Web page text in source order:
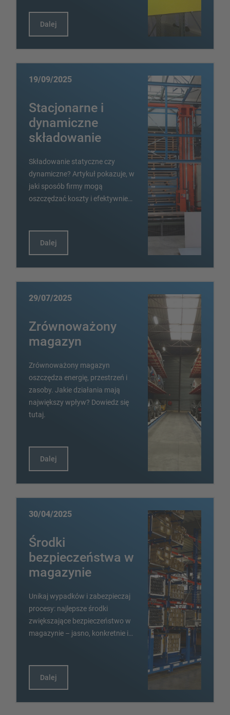
Dalej
19/09/2025
Stacjonarne i
dynamiczne
składowanie
Składowanie statyczne czy
dynamiczne? Artykuł pokazuje, w
jaki sposób firmy mogą
oszczędzać koszty i efektywnie…
Dalej
29/07/2025
Zrównoważony
magazyn
Zrównoważony magazyn
oszczędza energię, przestrzeń i
zasoby. Jakie działania mają
największy wpływ? Dowiedz się
tutaj.
Dalej
30/04/2025
Środki
bezpieczeństwa w
magazynie
Unikaj wypadków i zabezpieczaj
procesy: najlepsze środki
zwiększające bezpieczeństwo w
magazynie – jasno, konkretnie i…
Dalej